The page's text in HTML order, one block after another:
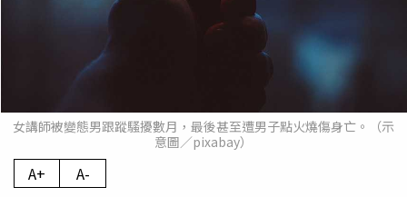
女講師被變態男跟蹤騷擾數月，最後甚至遭男子點火燒傷身亡。（示
意圖／pixabay）
A+ A-